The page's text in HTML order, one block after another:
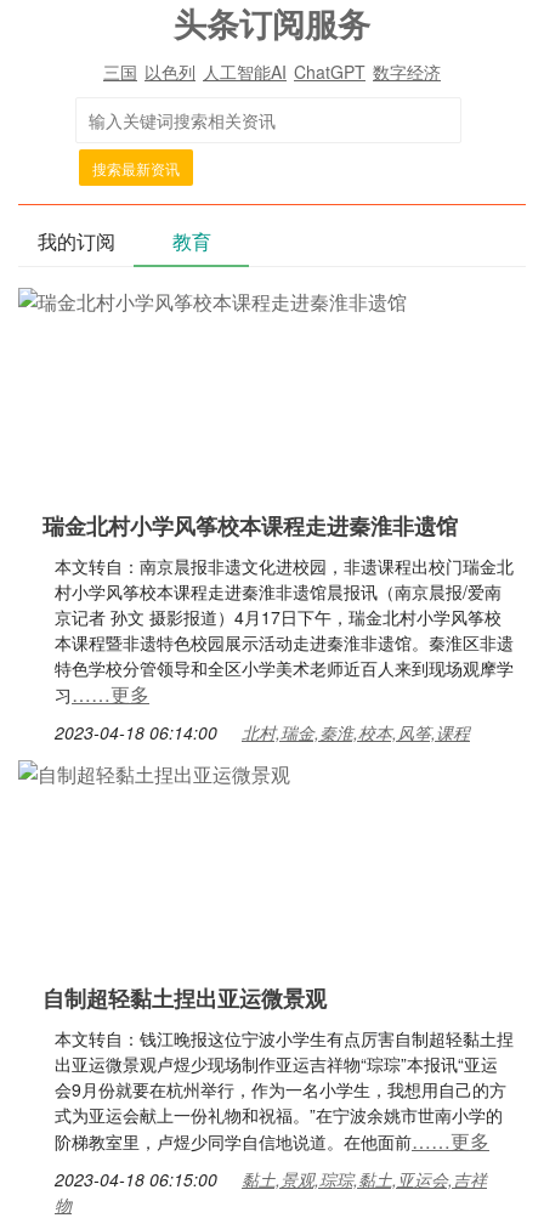
头条订阅服务
三国 以色列 人工智能AI ChatGPT 数字经济
搜索最新资讯
我的订阅 教育
瑞金北村小学风筝校本课程走进秦淮非遗馆
本文转自：南京晨报非遗文化进校园，非遗课程出校门瑞金北
村小学风筝校本课程走进秦淮非遗馆晨报讯（南京晨报/爱南
京记者 孙文 摄影报道）4月17日下午，瑞金北村小学风筝校
本课程暨非遗特色校园展示活动走进秦淮非遗馆。秦淮区非遗
特色学校分管领导和全区小学美术老师近百人来到现场观摩学
习……更多
2023-04-18 06:14:00 北村,瑞金,秦淮,校本,风筝,课程
自制超轻黏土捏出亚运微景观
本文转自：钱江晚报这位宁波小学生有点厉害自制超轻黏土捏
出亚运微景观卢煜少现场制作亚运吉祥物“琮琮”本报讯“亚运
会9月份就要在杭州举行，作为一名小学生，我想用自己的方
式为亚运会献上一份礼物和祝福。”在宁波余姚市世南小学的
阶梯教室里，卢煜少同学自信地说道。在他面前……更多
2023-04-18 06:15:00
黏土,景观,琮琮,黏土,亚运会,吉祥
物